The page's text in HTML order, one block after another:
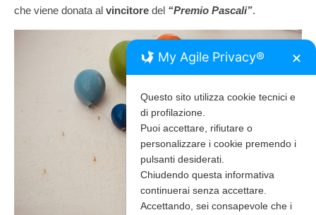
che viene donata al vincitore del “Premio Pascali”.
My Agile Privacy® ✕
Questo sito utilizza cookie tecnici e
di profilazione.
Puoi accettare, rifiutare o
personalizzare i cookie premendo i
pulsanti desiderati.
Chiudendo questa informativa
continuerai senza accettare.
Accettando, sei consapevole che i